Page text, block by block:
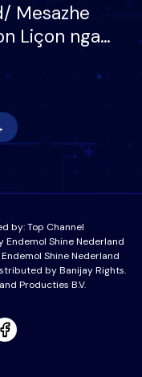
Mesazhe
Liçon nga
meritoj…
by:Top Channel
Shine Nederland
Shine Nederland
by Banijay Rights.
Producties B.V.